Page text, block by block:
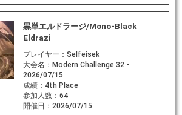
黒単エルドラージ/Mono-Black
Eldrazi
プレイヤー： Selfeisek
大会名： Modern Challenge 32 -
2026/07/15
成績： 4th Place
参加人数： 64
開催日： 2026/07/15